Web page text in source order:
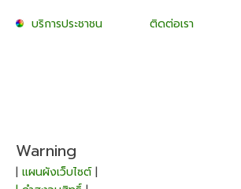
บริการประชาชน ติดต่อเรา
Warning
| แผนผังเว็บไซต์|